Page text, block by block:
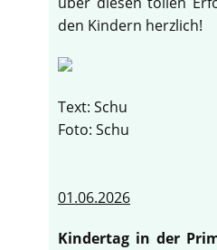
den Kindern herzlich!
Text: Schu
Foto: Schu
01.06.2026
Kindertag in der